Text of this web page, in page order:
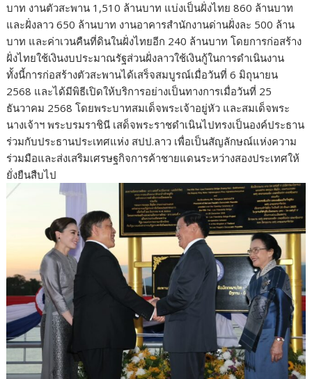
บาท งานตัวสะพาน 1,510 ล้านบาท แบ่งเป็นฝั่งไทย 860 ล้านบาท
และฝั่งลาว 650 ล้านบาท งานอาคารสำนักงานด่านฝั่งละ 500 ล้าน
บาท และค่าเวนคืนที่ดินในฝั่งไทยอีก 240 ล้านบาท โดยการก่อสร้าง
ฝั่งไทยใช้เงินงบประมาณรัฐส่วนฝั่งลาวใช้เงินกู้ในการดำเนินงาน
ทั้งนี้การก่อสร้างตัวสะพานได้เสร็จสมบูรณ์เมื่อวันที่ 6 มิถุนายน
2568 และได้มีพิธีเปิดให้บริการอย่างเป็นทางการเมื่อวันที่ 25
ธันวาคม 2568 โดยพระบาทสมเด็จพระเจ้าอยู่หัว และสมเด็จพระ
นางเจ้าฯ พระบรมราชินี เสด็จพระราชดำเนินไปทรงเป็นองค์ประธาน
ร่วมกับประธานประเทศแห่ง สปป.ลาว เพื่อเป็นสัญลักษณ์แห่งความ
ร่วมมือและส่งเสริมเศรษฐกิจการค้าชายแดนระหว่างสองประเทศให้
ยั่งยืนสืบไป